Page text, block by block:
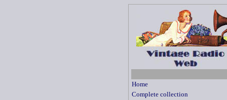
Home
Complete collection